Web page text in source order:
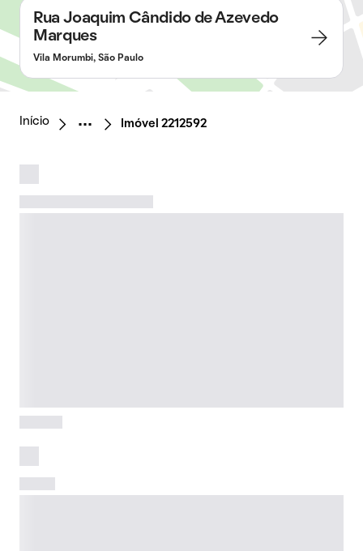
Rua Joaquim Cândido de Azevedo
Marques
Vila Morumbi, São Paulo
Início Imóvel 2212592